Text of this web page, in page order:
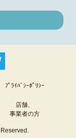
ﾌﾟﾗｲﾊﾞｼｰﾎﾟﾘｼｰ
店舗、
事業者の方